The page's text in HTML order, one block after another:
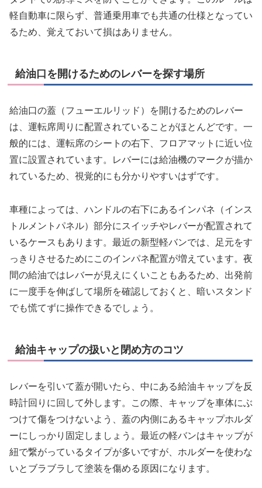
軽自動車に限らず、普通乗用車でも共通の仕様となってい
るため、覚えておいて損はありません。
給油口を開けるためのレバーを探す場所
給油口の蓋（フューエルリッド）を開けるためのレバー
は、運転席周りに配置されていることがほとんどです。一
般的には、運転席のシートの右下、フロアマットに近い位
置に設置されています。レバーには給油機のマークが描か
れているため、視覚的にも分かりやすいはずです。
車種によっては、ハンドルの右下にあるインパネ（インス
トルメントパネル）部分にスイッチやレバーが配置されて
いるケースもあります。最近の新型軽バンでは、足元をす
っきりさせるためにこのインパネ配置が増えています。夜
間の給油ではレバーが見えにくいこともあるため、出発前
に一度手を伸ばして場所を確認しておくと、暗いスタンド
でも慌てずに操作できるでしょう。
給油キャップの扱いと閉め方のコツ
レバーを引いて蓋が開いたら、中にある給油キャップを反
時計回りに回して外します。この際、キャップを車体にぶ
つけて傷をつけないよう、蓋の内側にあるキャップホルダ
ーにしっかり固定しましょう。最近の軽バンはキャップが
紐で繋がっているタイプが多いですが、ホルダーを使わな
いとブラブラして塗装を傷める原因になります。